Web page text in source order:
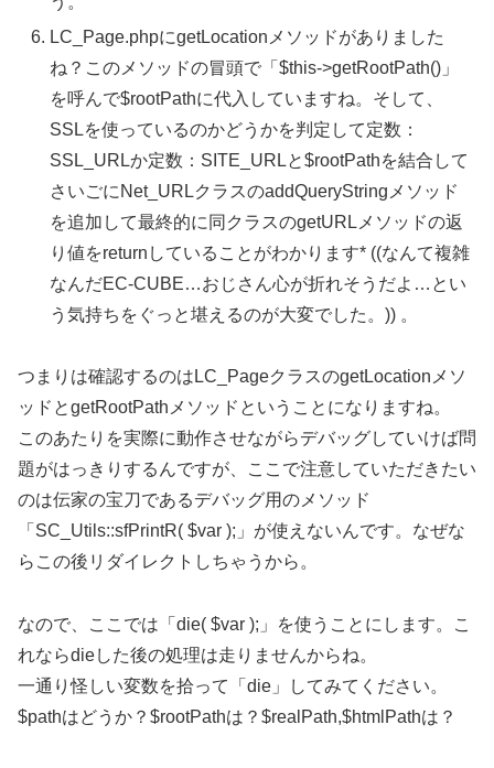
LC_Page.phpにgetLocationメソッドがありました
ね？このメソッドの冒頭で「$this->getRootPath()」
を呼んで$rootPathに代入していますね。そして、
SSLを使っているのかどうかを判定して定数：
SSL_URLか定数：SITE_URLと$rootPathを結合して
さいごにNet_URLクラスのaddQueryStringメソッド
を追加して最終的に同クラスのgetURLメソッドの返
り値をreturnしていることがわかります* ((なんて複雑
なんだEC-CUBE…おじさん心が折れそうだよ…とい
う気持ちをぐっと堪えるのが大変でした。)) 。
つまりは確認するのはLC_PageクラスのgetLocationメソ
ッドとgetRootPathメソッドということになりますね。
このあたりを実際に動作させながらデバッグしていけば問
題がはっきりするんですが、ここで注意していただきたい
のは伝家の宝刀であるデバッグ用のメソッド
「SC_Utils::sfPrintR( $var );」が使えないんです。なぜな
らこの後リダイレクトしちゃうから。
なので、ここでは「die( $var );」を使うことにします。こ
れならdieした後の処理は走りませんからね。
一通り怪しい変数を拾って「die」してみてください。
$pathはどうか？$rootPathは？$realPath,$htmlPathは？